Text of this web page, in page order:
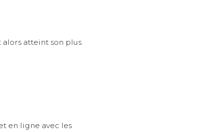
alors atteint son plus
en ligne avec les